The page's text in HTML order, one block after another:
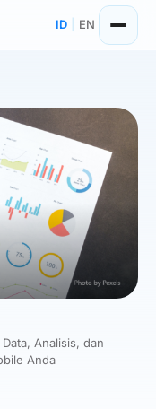
ID EN
Analisis, dan
Anda